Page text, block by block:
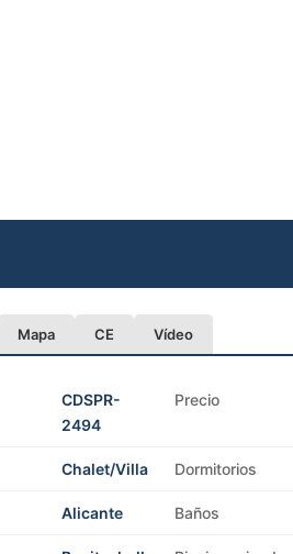
Mapa CE Vídeo
CDSPR-
2494
Precio
Chalet/Villa Dormitorios
Alicante Baños